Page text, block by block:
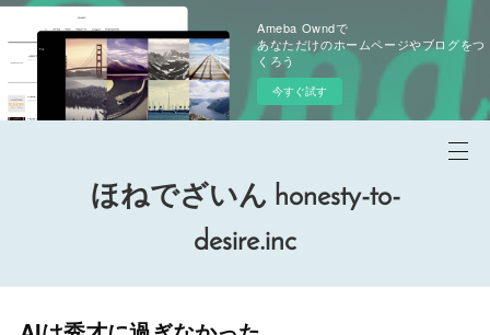
Ameba Owndで
あなただけのホームページやブログをつ
くろう
今すぐ試す
ほねでざいん honesty-to-
desire.inc